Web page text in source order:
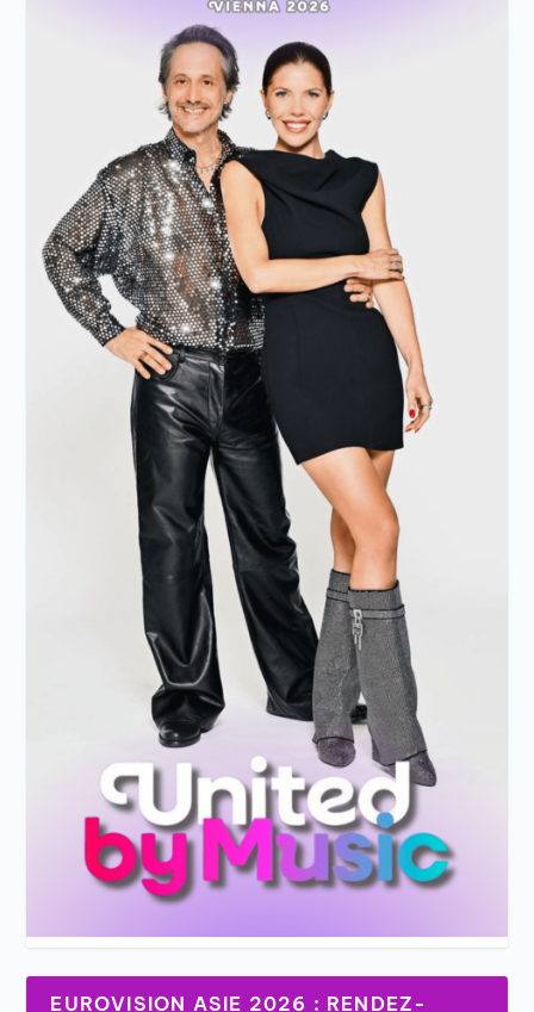
EUROVISION ASIE 2026 : RENDEZ-